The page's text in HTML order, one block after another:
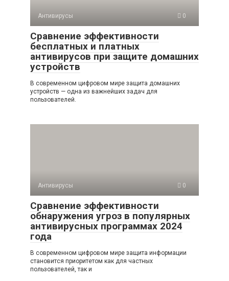
Антивирусы 0
Сравнение эффективности
бесплатных и платных
антивирусов при защите домашних
устройств
В современном цифровом мире защита домашних
устройств — одна из важнейших задач для
пользователей.
Антивирусы 0
Сравнение эффективности
обнаружения угроз в популярных
антивирусных программах 2024
года
В современном цифровом мире защита информации
становится приоритетом как для частных
пользователей, так и